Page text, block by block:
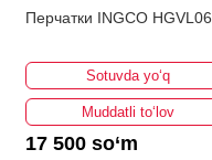
Перчатки INGCO HGVL06
Sotuvda yo‘q
Muddatli to‘lov
17 500 so‘m